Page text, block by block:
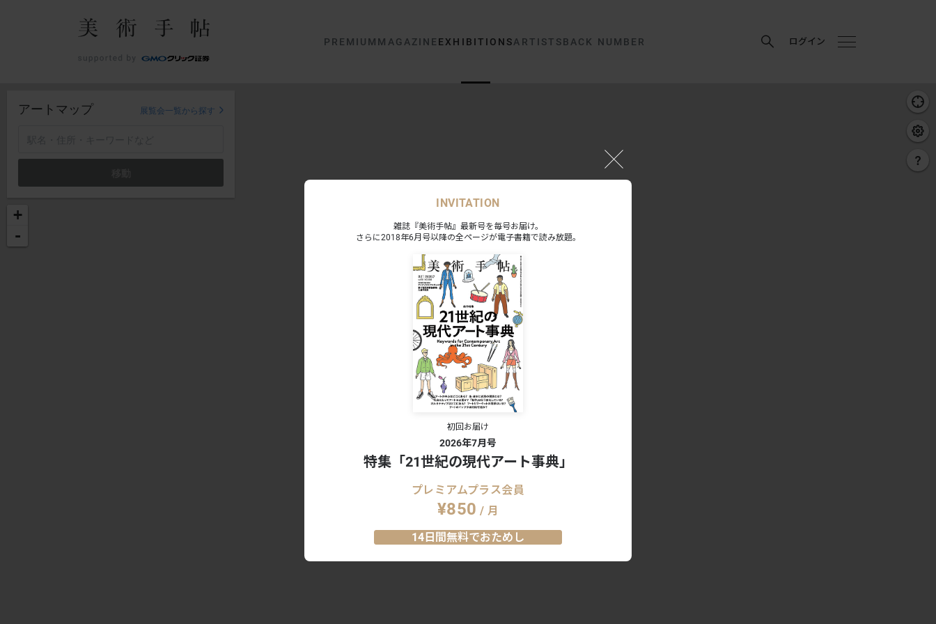
PREMIUM MAGAZINE EXHIBITIONSARTISTSBACK NUMBER ログイン
アートマップ 展覧会一覧から探す
+
-
INVITATION
雑誌『美術手帖』最新号を毎号お届け。
さらに2018年6月号以降の全ページが電子書籍で読み放題。
初回お届け
2026年7月号
特集「21世紀の現代アート事典」
プレミアムプラス会員
¥850 / 月
14日間無料でおためし